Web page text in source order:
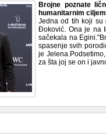
Brojne poznate
humanitarnim
Jedna od tih koji su
Đoković. Ona je na
sačekala na
spasenje svih
je
za šta joj se on i